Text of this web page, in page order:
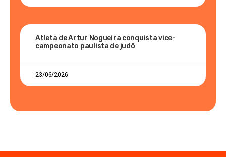
Atleta de Artur Nogueira conquista vice-
campeonato paulista de judô
23/06/2026